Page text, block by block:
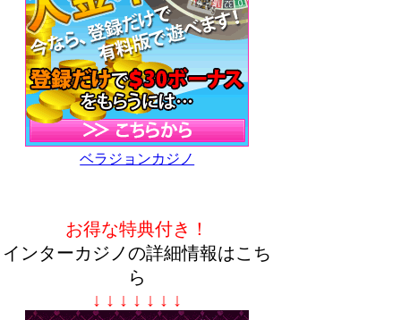
ベラジョンカジノ
お得な特典付き！
インターカジノの詳細情報はこち
ら
↓ ↓ ↓ ↓ ↓ ↓ ↓